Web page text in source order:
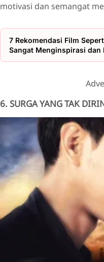
motivasi dan semangat
7 Rekomendasi Film
Sangat Menginspirasi dan
6. SURGA YANG TAK